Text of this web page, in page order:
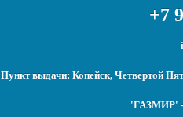
+7
Пункт выдачи: Копейск, Четвертой
'ГАЗМИР' -